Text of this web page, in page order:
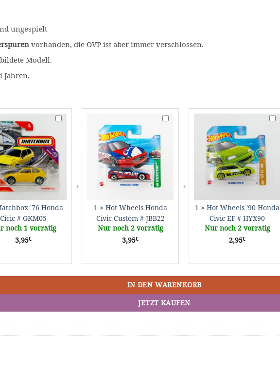
ungespielt
vorhanden, die OVP ist aber immer verschlossen.
Modell.
Jahren.
Matchbox
Honda
Cicic
#
GKM05
'76 Honda
Cicic # GKM05
noch 1 vorrätig
3,95€
Hot
Civic
Custom
1 × Hot Wheels Honda
Civic Custom # JBB22
Nur noch 2 vorrätig
3,95€
Hot
1 × Hot Wheels '90 Honda
Civic EF # HYX90
Nur noch 2 vorrätig
2,95€
IN DEN WARENKORB
JETZT KAUFEN